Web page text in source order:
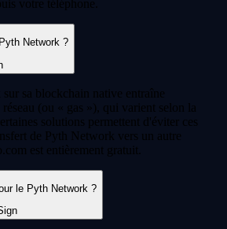
votre téléphone.
Network ?
sa blockchain native entraîne
(ou « gas »), qui varient selon la
solutions permettent d'éviter ces
de Pyth Network vers un autre
est entièrement gratuit.
le Pyth Network ?